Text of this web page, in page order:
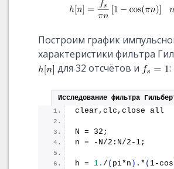
Построим график
характеристики фильтра
для 32 отсчётов и
:
Исследование фильтра
clear,clc,close all
N = 32;
n = -N/2:N/2-1;
h = 1. / ( pi*n ) .* ( 1-cos